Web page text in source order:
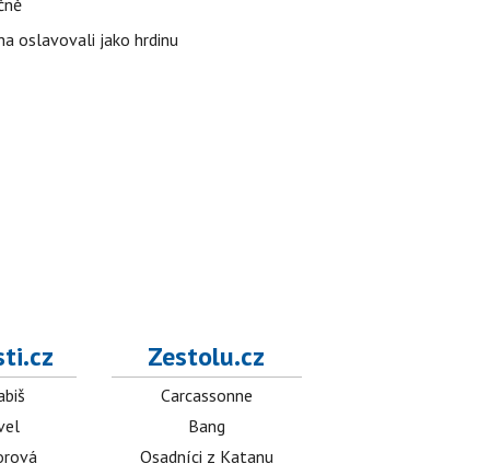
oslavovali jako hrdinu
Zestolu.cz
Carcassonne
Bang
Osadníci z Katanu